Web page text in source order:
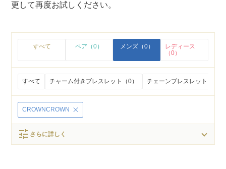
更して再度お試しください。
すべて ペア（0） メンズ（0）
レディース
（0）
すべて チャーム付きブレスレット（0） チェーンブレスレット（0）
CROWNCROWN
tune さらに詳しく